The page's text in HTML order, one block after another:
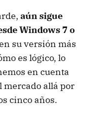
aún sigue
Windows 7 o
su versión más
es lógico, lo
en cuenta
mercado allá por
cinco años.